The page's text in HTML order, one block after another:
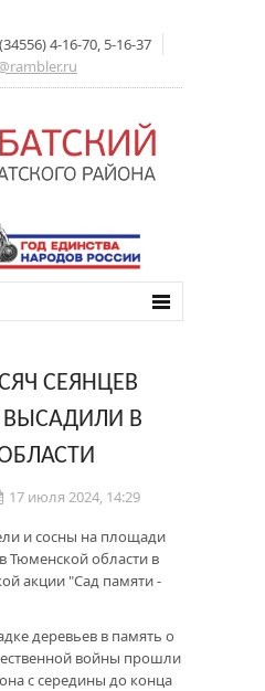
4-16-70, 5-16-37
СЕЯНЦЕВ
В
17 июля 2024, 14:29
и сосны на площади
Тюменской области в
акции "Сад памяти -
деревьев в память о
войны прошли
с середины до конца